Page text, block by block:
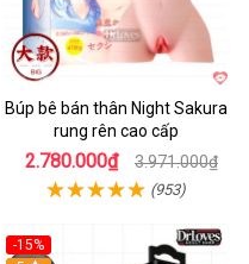
Búp bê bán thân Night Sakura
rung rên cao cấp
2.780.000₫ 3.971.000₫
(953)
-15%